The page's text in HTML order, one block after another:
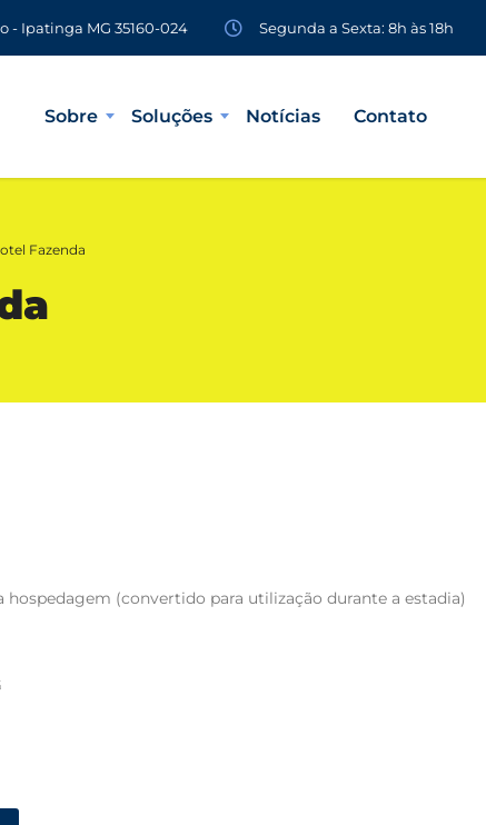
- Ipatinga MG 35160-024 Segunda a Sexta: 8h às 18h
Sobre Soluções Notícias Contato
Fazenda
hospedagem (convertido para utilização durante a estadia)